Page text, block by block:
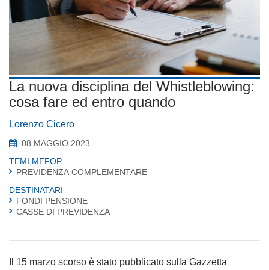
La nuova disciplina del Whistleblowing:
cosa fare ed entro quando
Lorenzo Cicero
08 MAGGIO 2023
TEMI MEFOP
PREVIDENZA COMPLEMENTARE
DESTINATARI
FONDI PENSIONE
CASSE DI PREVIDENZA
Il 15 marzo scorso è stato pubblicato sulla Gazzetta